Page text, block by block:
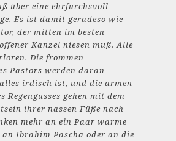
über eine ehrfurchsvoll
Es ist damit geradeso wie
der mitten im besten
Kanzel niesen muß. Alle
Die frommen
Pastors werden daran
irdisch ist, und die armen
Regengusses gehen mit dem
ihrer nassen Füße nach
mehr an ein Paar warme
Ibrahim Pascha oder an die